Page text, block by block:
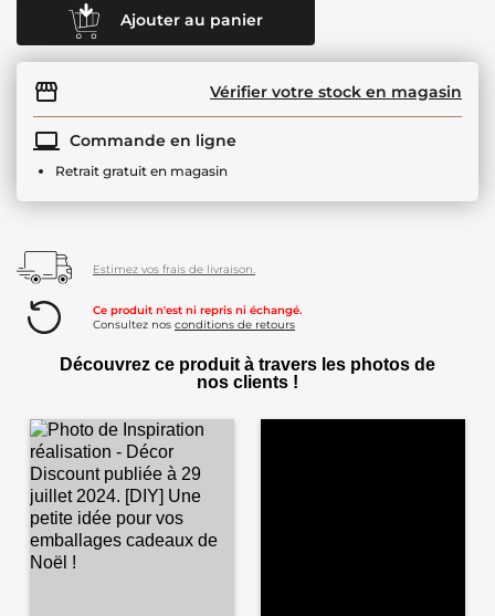
Ajouter au panier
Vérifier votre stock en magasin
Commande en ligne
Retrait gratuit en magasin
Estimez vos frais de livraison.
Ce produit n'est ni repris ni échangé.
Consultez nos conditions de retours
Découvrez ce produit à travers les photos de
nos clients !